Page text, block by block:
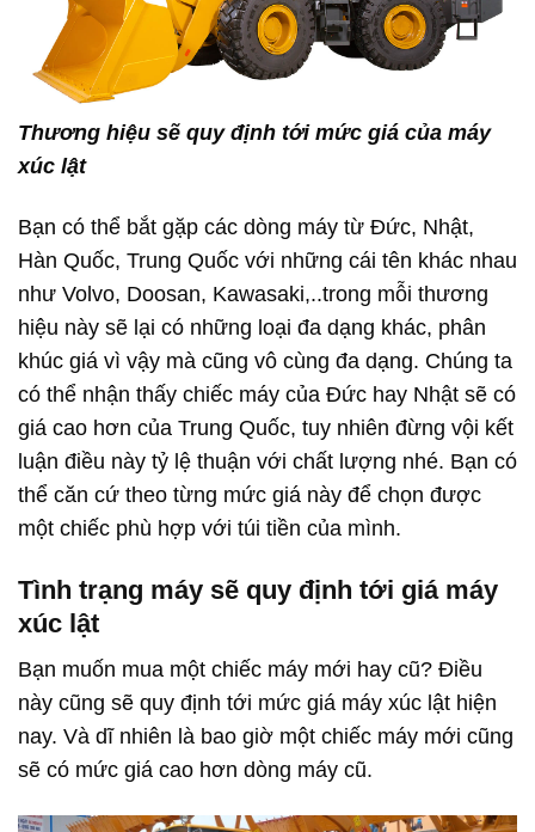
Thương hiệu sẽ quy định tới mức giá của máy
xúc lật
Bạn có thể bắt gặp các dòng máy từ Đức, Nhật,
Hàn Quốc, Trung Quốc với những cái tên khác nhau
như Volvo, Doosan, Kawasaki,..trong mỗi thương
hiệu này sẽ lại có những loại đa dạng khác, phân
khúc giá vì vậy mà cũng vô cùng đa dạng. Chúng ta
có thể nhận thấy chiếc máy của Đức hay Nhật sẽ có
giá cao hơn của Trung Quốc, tuy nhiên đừng vội kết
luận điều này tỷ lệ thuận với chất lượng nhé. Bạn có
thể căn cứ theo từng mức giá này để chọn được
một chiếc phù hợp với túi tiền của mình.
Tình trạng máy sẽ quy định tới giá máy
xúc lật
Bạn muốn mua một chiếc máy mới hay cũ? Điều
này cũng sẽ quy định tới mức giá máy xúc lật hiện
nay. Và dĩ nhiên là bao giờ một chiếc máy mới cũng
sẽ có mức giá cao hơn dòng máy cũ.